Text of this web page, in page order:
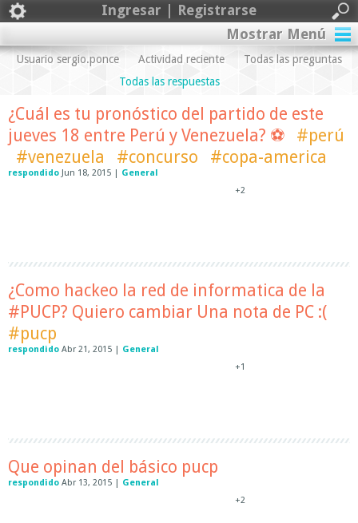
Ingresar | Registrarse
Mostrar Menú
Usuario sergio.ponce Actividad reciente
Todas las preguntas
Todas las respuestas
¿Cuál es tu pronóstico del partido de este
jueves 18 entre Perú y Venezuela? ⚽
#perú
#venezuela
#concurso #copa-america
respondido Jun 18, 2015 | General
+2
¿Como hackeo la red de informatica de la
#PUCP? Quiero cambiar Una nota de PC :(
#pucp
respondido Abr 21, 2015 | General
+1
Que opinan del básico pucp
respondido Abr 13, 2015 | General
+2